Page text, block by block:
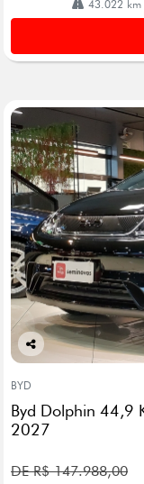
43.022 km
Co
arti
lhe
BYD
Byd Dolphin 44,9
2027
DE R$ 147.988,00